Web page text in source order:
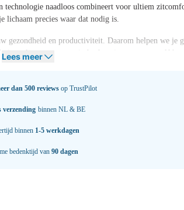
technologie naadloos combineert voor ultiem
lichaam precies waar dat nodig is.
gezondheid en productiviteit. Daarom helpen we je
slimme ergonomische functies en ervaar zelf het
Lees meer
dan 500 reviews op TrustPilot
verzending binnen NL & BE
binnen 1-5 werkdagen
bedenktijd van 90 dagen